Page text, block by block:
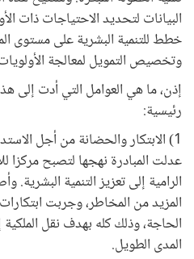
البيانات لتحديد الاحتياجات ذات
خطط للتنمية البشرية على مستوى
وتخصيص التمويل لمعالجة
إذن، ما هي العوامل التي أدت إلى
رئيسية:
1) الابتكار والحضانة من أجل
عدلت المبادرة نهجها لتصبح مركزا
الرامية إلى تعزيز التنمية
المزيد من المخاطر، وجربت
الحاجة، وذلك كله بهدف نقل
المدى الطويل.